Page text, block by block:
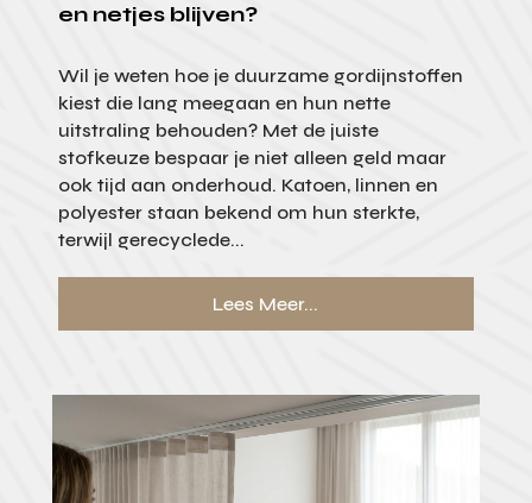
en netjes blijven?
Wil je weten hoe je duurzame gordijnstoffen
kiest die lang meegaan en hun nette
uitstraling behouden? Met de juiste
stofkeuze bespaar je niet alleen geld maar
ook tijd aan onderhoud. Katoen, linnen en
polyester staan bekend om hun sterkte,
terwijl gerecyclede...
Lees Meer...